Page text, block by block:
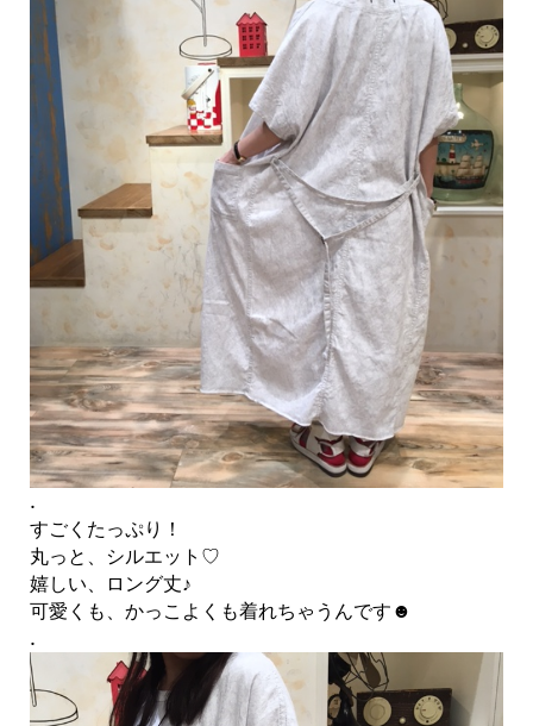
.
すごくたっぷり！
丸っと、シルエット♡
嬉しい、ロング丈♪
可愛くも、かっこよくも着れちゃうんです☻
.